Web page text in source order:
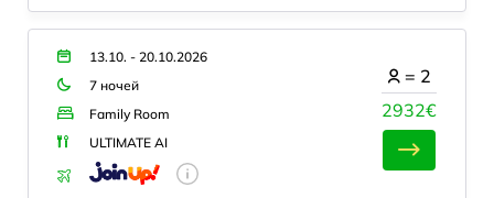
13.10. - 20.10.2026
7 ночей
Family Room
ULTIMATE AI
2932€
= 2